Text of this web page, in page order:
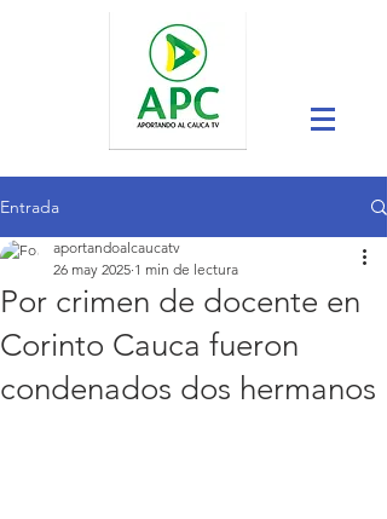
Entrada
Por crimen de docente en
Corinto Cauca fueron
condenados dos hermanos
aportandoalcaucatv
26 may 2025 1 min de lectura